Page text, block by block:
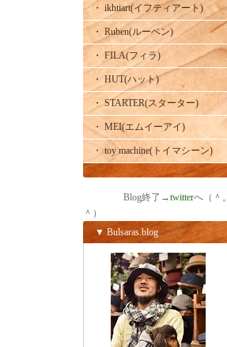
・ ikhtiart(イフティアート)
・ Ruben(ルーベン)
・ FILA(フィラ)
・ HUT(ハット)
・ STARTER(スターター)
・ MEI(エムイーアイ)
・ toy machine(トイマシーン)
Blog終了→twitterへ（＾。
＾）
▼ Bulsaras.blog